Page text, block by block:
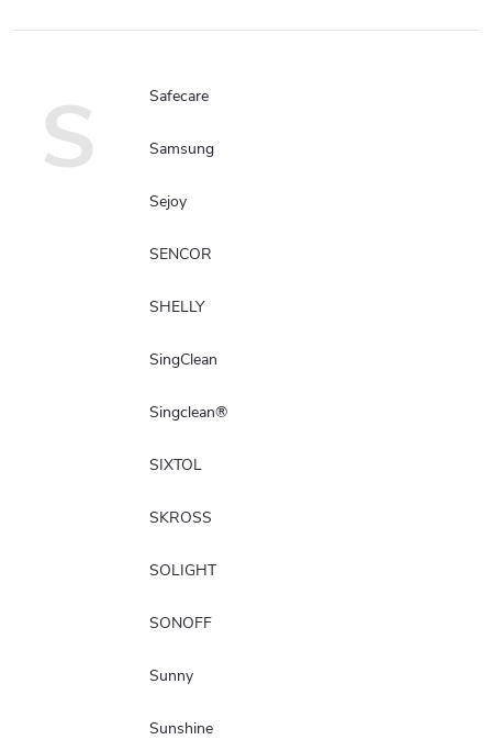
S Safecare
Samsung
Sejoy
SENCOR
SHELLY
SingClean
Singclean®
SIXTOL
SKROSS
SOLIGHT
SONOFF
Sunny
Sunshine